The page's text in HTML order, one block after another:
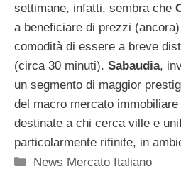
settimane, infatti, sembra che
a beneficiare di prezzi
comodità di essere a breve
(circa 30 minuti). Sabaudia,
un segmento di maggior
del macro mercato
destinate a chi cerca ville e
particolarmente rifinite, in
Categorie
News Mercato Italiano